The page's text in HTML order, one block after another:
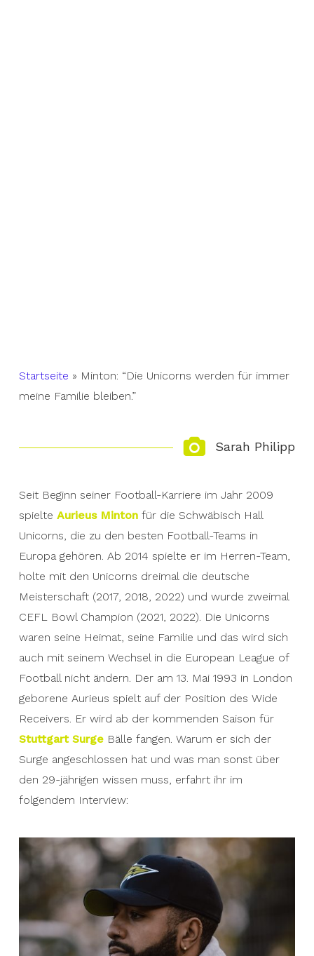
Startseite » Minton: “Die Unicorns werden für immer
meine Familie bleiben.”
Sarah Philipp
Seit Beginn seiner Football-Karriere im Jahr 2009
spielte Aurieus Mintonfür die Schwäbisch Hall
Unicorns, die zu den besten Football-Teams in
Europa gehören. Ab 2014 spielte er im Herren-Team,
holte mit den Unicorns dreimal die deutsche
Meisterschaft (2017, 2018, 2022) und wurde zweimal
CEFL Bowl Champion (2021, 2022). Die Unicorns
waren seine Heimat, seine Familie und das wird sich
auch mit seinem Wechsel in die European League of
Football nicht ändern. Der am 13. Mai 1993 in London
geborene Aurieus spielt auf der Position des Wide
Receivers. Er wird ab der kommenden Saison für
Stuttgart SurgeBälle fangen. Warum er sich der
Surge angeschlossen hat und was man sonst über
den 29-jährigen wissen muss, erfahrt ihr im
folgendem Interview: